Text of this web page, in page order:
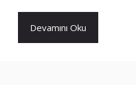
Devamını Oku